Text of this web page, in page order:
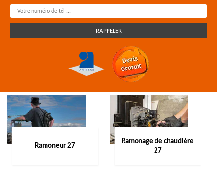
Ramoneur 27
Ramonage de chaudière
27